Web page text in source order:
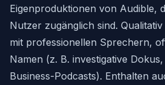
Eigenproduktionen von Audible,
Nutzer zugänglich sind.
mit professionellen Sprechern,
Namen (z. B. investigative
Business-Podcasts). Enthalten